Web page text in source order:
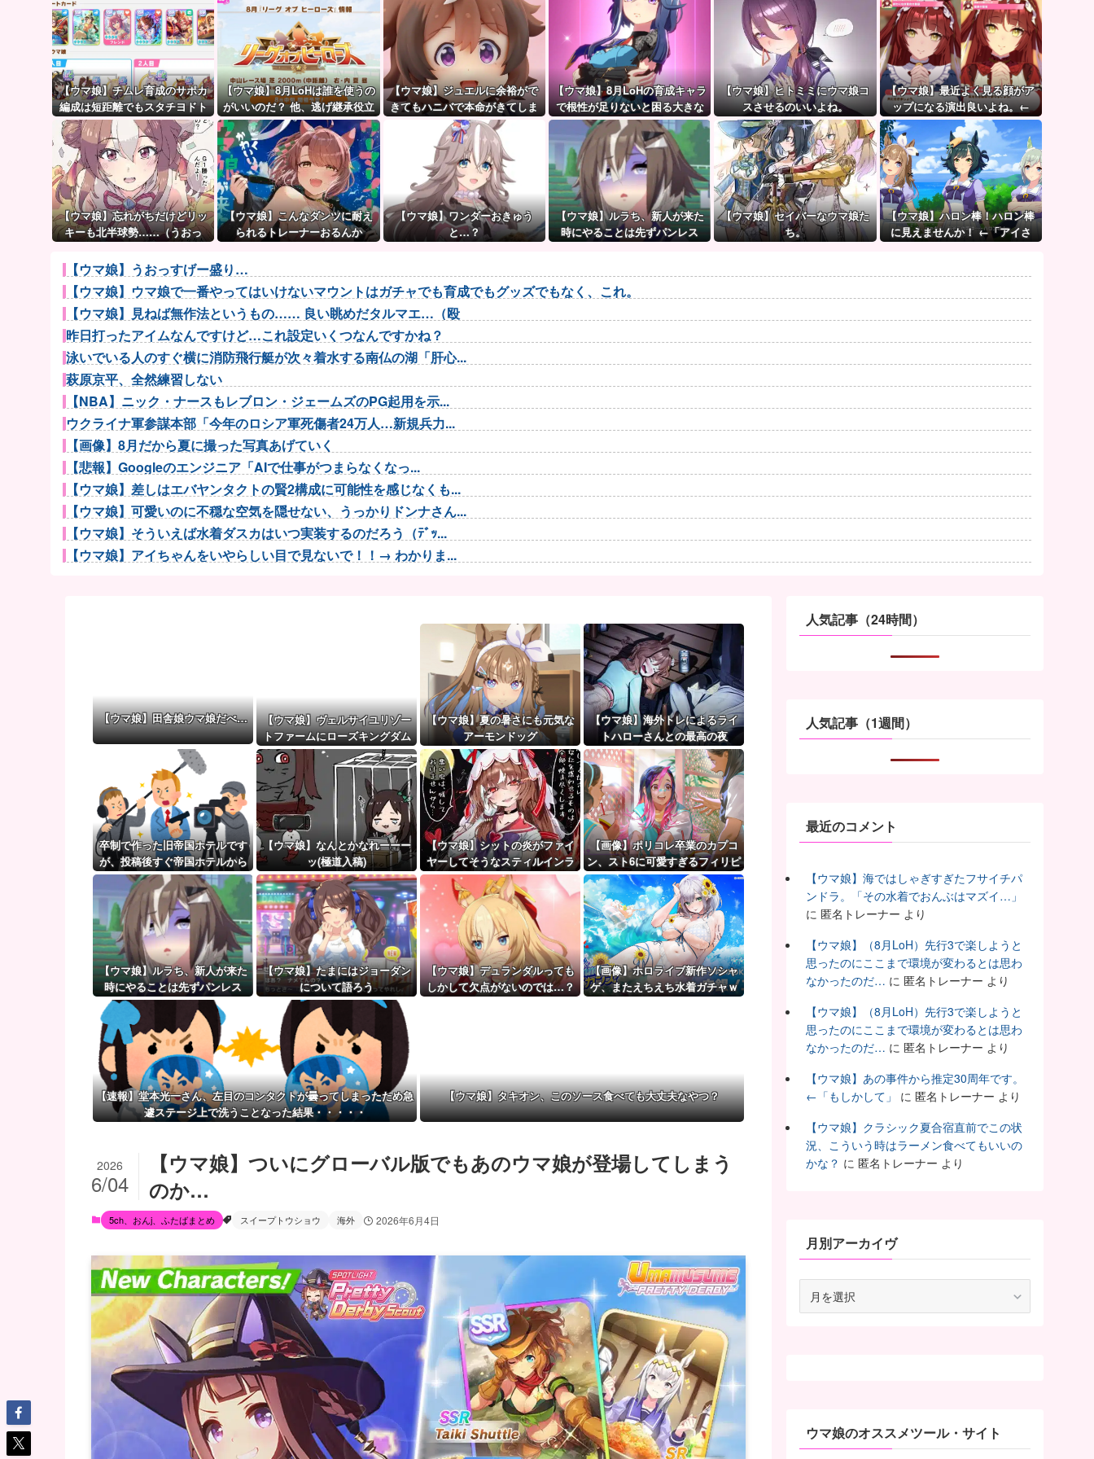
【ウマ娘】チムレ育成のサポカ
編成は短距離でもスタチヨドト
ウを編成するってマジ！？ 根性
サポカを編成していた意味…
【ウマ娘】8月LoHは誰を使うの
がいいのだ？ 他、逃げ継承役立
ち情報など
【ウマ娘】ジュエルに余裕がで
きてもハニバで本命がきてしま
うのだ。
【ウマ娘】8月LoHの育成キャラ
で根性が足りないと困る大きな
理由がこちら。←「不調を考慮
すると1021必要」
【ウマ娘】ヒトミミにウマ娘コ
スさせるのいいよね。
【ウマ娘】最近よく見る顔がア
ップになる演出良いよね。←
「これとかこれとか…」
【ウマ娘】忘れがちだけどリッ
キーも北半球勢……（うおっ
【ウマ娘】こんなダンツに耐え
られるトレーナーおるんか
【ウマ娘】ワンダーおきゅう
と…？
【ウマ娘】ルラち、新人が来た
時にやることは先ずパンレス
【ウマ娘】セイバーなウマ娘た
ち。
【ウマ娘】ハロン棒！ハロン棒
に見えませんか！ ←「アイさ
【ウマ娘】うおっすげー盛り…
【ウマ娘】ウマ娘で一番やってはいけないマウントはガチャでも育成でもグッズでもなく、これ。
【ウマ娘】見ねば無作法というもの…… 良い眺めだタルマエ…（殴
昨日打ったアイムなんですけど…これ設定いくつなんですかね？
泳いでいる人のすぐ横に消防飛行艇が次々着水する南仏の湖「肝心...
萩原京平、全然練習しない
【NBA】ニック・ナースもレブロン・ジェームズのPG起用を示...
ウクライナ軍参謀本部「今年のロシア軍死傷者24万人…新規兵力...
【画像】8月だから夏に撮った写真あげていく
【悲報】Googleのエンジニア「AIで仕事がつまらなくなっ...
【ウマ娘】差しはエバヤンタクトの賢2構成に可能性を感じなくも...
【ウマ娘】可愛いのに不穏な空気を隠せない、うっかりドンナさん...
【ウマ娘】そういえば水着ダスカはいつ実装するのだろう（ﾃﾞｯ...
【ウマ娘】アイちゃんをいやらしい目で見ないで！！→ わかりま...
モーニング娘。'25『気になるその気の歌』ってガチで名曲だと...
【コンゴ】エボラ出血熱、感染3600人…過去最大の流行に
【試合実況】ヤクルトvs中日 8/6/18:00
【ウマ娘】（審議）無凸ブーケと完凸シャカール、中距離先行編成...
【ウマ娘】覚醒Lv6、7の解放が今後2か月置きに実装予定！第...
【ウマ娘】田舎娘ウマ娘だべ…
【ウマ娘】ヴェルサイユリゾー
トファームにローズキングダム
のパネルが到着
【ウマ娘】夏の暑さにも元気な
アーモンドッグ
【ウマ娘】海外トレによるライ
トハローさんとの最高の夜
卒制で作った旧帝国ホテルです
が、投稿後すぐ帝国ホテルから
連絡があり・・・・・
【ウマ娘】なんとかなれーーー
ッ(極道入稿)
【ウマ娘】シットの炎がファイ
ヤーしてそうなスティルインラ
ブ（セーラーマーズ衣装）
【画像】ポリコレ卒業のカプコ
ン、スト6に可愛すぎるフィリピ
ン人キャラ実装！
【ウマ娘】ルラち、新人が来た
時にやることは先ずパンレス
だ。
【ウマ娘】たまにはジョーダン
について語ろう
【ウマ娘】デュランダルっても
しかして欠点がないのでは…？
【画像】ホロライブ新作ソシャ
ゲ、またえちえち水着ガチャｗ
【速報】堂本光一さん、左目のコンタクトが曇ってしまったため急
遽ステージ上で洗うことなった結果・・・・・
【ウマ娘】タキオン、このソース食べても大丈夫なやつ？
【ウマ娘】ついにグローバル版でもあのウマ娘が登場してしまう
のか…
2026
6/04
5ch、おんj、ふたばまとめ スイープトウショウ 海外 2026年6月4日
人気記事（24時間）
人気記事（1週間）
最近のコメント
【ウマ娘】海ではしゃぎすぎたフサイチパ
ンドラ。「その水着でおんぶはマズイ…」
に 匿名トレーナー より
【ウマ娘】（8月LoH）先行3で楽しようと
思ったのにここまで環境が変わるとは思わ
なかったのだ… に 匿名トレーナー より
【ウマ娘】（8月LoH）先行3で楽しようと
思ったのにここまで環境が変わるとは思わ
なかったのだ… に 匿名トレーナー より
【ウマ娘】あの事件から推定30周年です。
←「もしかして」
に 匿名トレーナー より
【ウマ娘】クラシック夏合宿直前でこの状
況、こういう時はラーメン食べてもいいの
かな？ に 匿名トレーナー より
月別アーカイヴ
ウマ娘のオススメツール・サイト